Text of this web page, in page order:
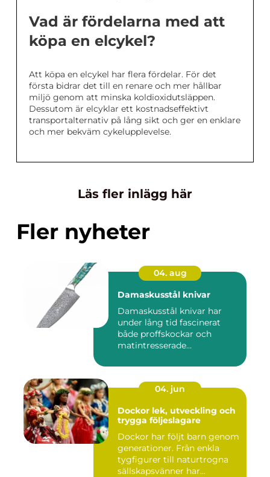
Vad är fördelarna med att
köpa en elcykel?
Att köpa en elcykel har flera fördelar. För det
första bidrar det till en renare och mer hållbar
miljö genom att minska koldioxidutsläppen.
Dessutom är elcyklar ett kostnadseffektivt
transportalternativ på lång sikt och ger en enklare
och mer bekväm cykelupplevelse.
Läs fler inlägg här
Fler nyheter
04. aug
Damaskusstål knivar
Damaskusstål knivar har
under lång tid fascinerat
både proffskockar och
matintresserade
04. jun
Dockor lek, utveckling och
trygga följeslagare
Dockor har följt barn genom
generationer. Från enkla
tygfigurer till naturtrogna
sällskapsvänner har...